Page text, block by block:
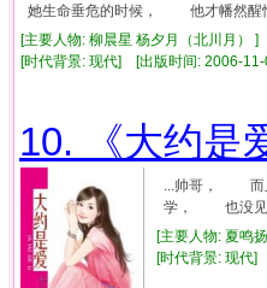
她生命垂危的时候， 他才幡然
[主要人物: 柳晨星 杨夕月（北川月
[时代背景: 现代] [出版时间: 2006-
10. 《大约是
...帅哥， 而
学， 也没见
[主要人物: 夏鸣
[时代背景: 现